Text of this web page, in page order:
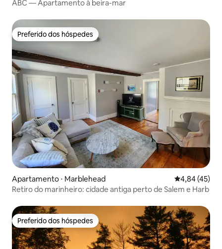
ABC — Apartamento à beira-mar
Preferido dos hóspedes
Preferido dos hóspedes
Apartamento ⋅ Marblehead 4,84 de uma
4,84 (45)
Retiro do marinheiro: cidade antiga perto de Salem e Harb
Preferido dos hóspedes
Preferido dos hóspedes